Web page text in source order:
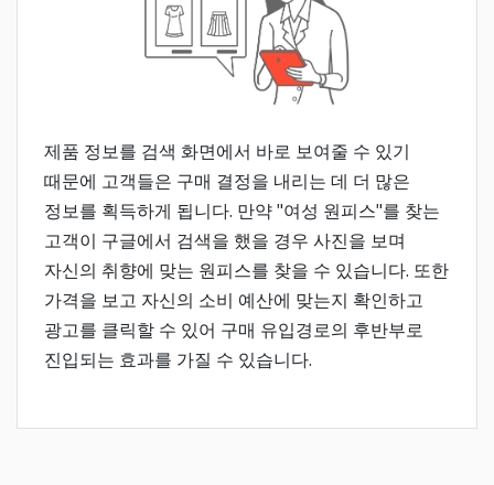
제품 정보를 검색 화면에서 바로 보여줄 수 있기
때문에 고객들은 구매 결정을 내리는 데 더 많은
정보를 획득하게 됩니다. 만약 "여성 원피스"를 찾는
고객이 구글에서 검색을 했을 경우 사진을 보며
자신의 취향에 맞는 원피스를 찾을 수 있습니다. 또한
가격을 보고 자신의 소비 예산에 맞는지 확인하고
광고를 클릭할 수 있어 구매 유입경로의 후반부로
진입되는 효과를 가질 수 있습니다.